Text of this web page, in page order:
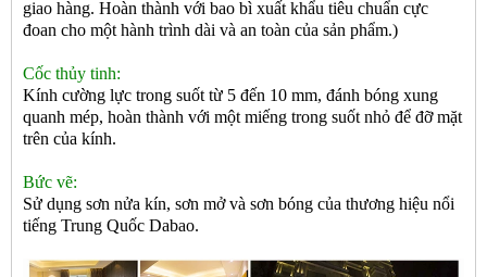
giao hàng. Hoàn thành với bao bì xuất khẩu tiêu chuẩn cực
đoan cho một hành trình dài và an toàn của sản phẩm.)
Cốc thủy tinh:
Kính cường lực trong suốt từ 5 đến 10 mm, đánh bóng xung
quanh mép, hoàn thành với một miếng trong suốt nhỏ để đỡ mặt
trên của kính.
Bức vẽ:
Sử dụng sơn nửa kín, sơn mở và sơn bóng của thương hiệu nổi
tiếng Trung Quốc Dabao.